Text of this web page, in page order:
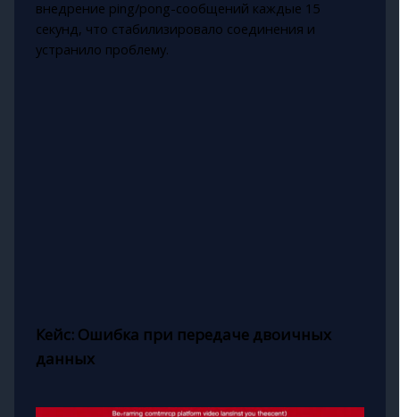
внедрение ping/pong-сообщений каждые 15
секунд, что стабилизировало соединения и
устранило проблему.
Кейс: Ошибка при передаче двоичных
данных